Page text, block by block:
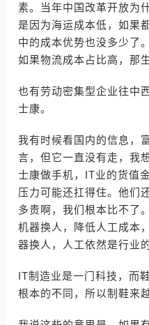
素。当年中国改革开放为
是因为海运成本低，如果
中的成本优势也没多少了
如果物流成本占比高，那
也有劳动密集型企业往中
士康。
我有时候看国内的信息，
言，但它一直没有走，我
士康做手机，IT业的货值
压力可能还扛得住。他们
多贵啊，我们根本比不了
机器换人，降低人工成本
器换人，人工依然是行业
IT制造业是一门科技，而
根本的不同，所以制鞋来